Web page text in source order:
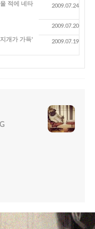
적에 네타
2009.07.24
2009.07.20
개가 가득'
2009.07.19